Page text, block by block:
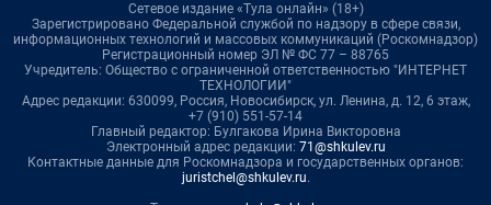
Сетевое издание «Тула онлайн» (18+)
Зарегистрировано Федеральной службой по надзору в сфере связи,
информационных технологий и массовых коммуникаций (Роскомнадзор)
Регистрационный номер ЭЛ № ФС 77 – 88765
Учредитель: Общество с ограниченной ответственностью "ИНТЕРНЕТ
ТЕХНОЛОГИИ"
Адрес редакции: 630099, Россия, Новосибирск, ул. Ленина, д. 12, 6 этаж,
+7 (910) 551-57-14
Главный редактор: Булгакова Ирина Викторовна
Электронный адрес редакции: 71@shkulev.ru
Контактные данные для Роскомнадзора и государственных органов:
juristchel@shkulev.ru.